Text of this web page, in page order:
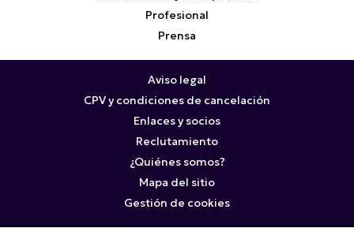
Profesional
Prensa
Aviso legal
CPV y condiciones de cancelación
Enlaces y socios
Reclutamiento
¿Quiénes somos?
Mapa del sitio
Gestión de cookies